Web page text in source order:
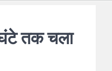
तक चला